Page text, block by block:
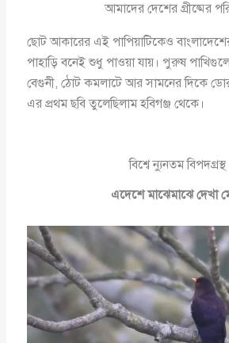
আমাদের দেশের গ্রীষ্মের
ছোট আকারের এই পাপিয়াটিকেও
পাহাড়ি বনেই শুধু পাওয়া যায়। পুরুষ
বেগুনী, ঠোট কমলাটে আর সামনের দিকে
এর প্রথম ছবি তুলেছিলাম হবিগঞ্জ থেকে।
বিশ্বে ন্যুনতম বিপদগ্রস্থ
এদেশে মাঝেমাঝে দেখা